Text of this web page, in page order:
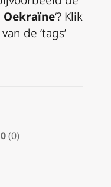
Oekraïne‘? Klik
de ’tags’
(0)